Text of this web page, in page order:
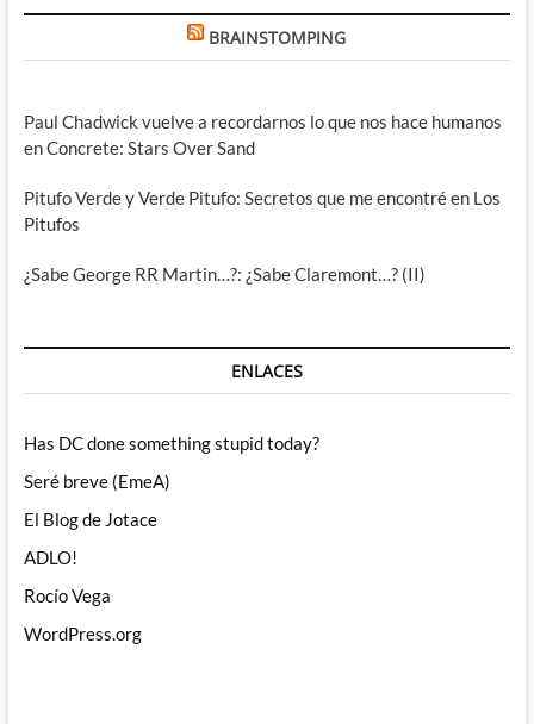
BRAINSTOMPING
Paul Chadwick vuelve a recordarnos lo que nos hace humanos
en Concrete: Stars Over Sand
Pitufo Verde y Verde Pitufo: Secretos que me encontré en Los
Pitufos
¿Sabe George RR Martin…?: ¿Sabe Claremont…? (II)
ENLACES
Has DC done something stupid today?
Seré breve (EmeA)
El Blog de Jotace
ADLO!
Rocío Vega
WordPress.org